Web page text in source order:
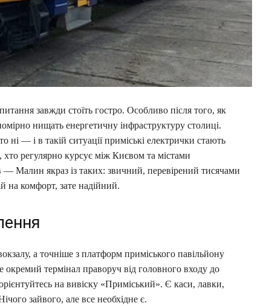
завжди стоїть гостро. Особливо після того, як
нищать енергетичну інфраструктуру столиці.
ні — і в такій ситуації приміські електрички стають
регулярно курсує між Києвом та містами
якраз із таких: звичний, перевірений тисячами
на комфорт, зате надійний.
а точніше з платформ приміського павільйону
термінал праворуч від головного входу до
на вивіску «Приміський». Є каси, лавки,
зайвого, але все необхідне є.